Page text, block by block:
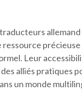
précieuse
Leur
alliés pratiques
un monde